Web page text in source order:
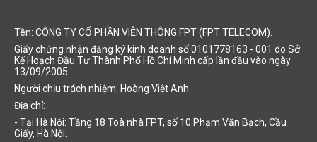
Tên: CÔNG TY CỔ PHẦN VIỄN THÔNG FPT (FPT TELECOM).
Giấy chứng nhận đăng ký kinh doanh số 0101778163 - 001 do Sở
Kế Hoạch Đầu Tư Thành Phố Hồ Chí Minh cấp lần đầu vào ngày
13/09/2005.
Người chịu trách nhiệm: Hoàng Việt Anh
Địa chỉ:
- Tại Hà Nội: Tầng 18 Toà nhà FPT, số 10 Phạm Văn Bạch, Cầu
Giấy, Hà Nội.